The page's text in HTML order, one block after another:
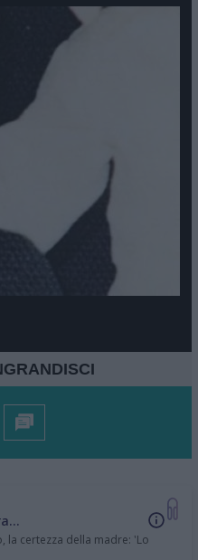
la certezza della madre: 'Lo